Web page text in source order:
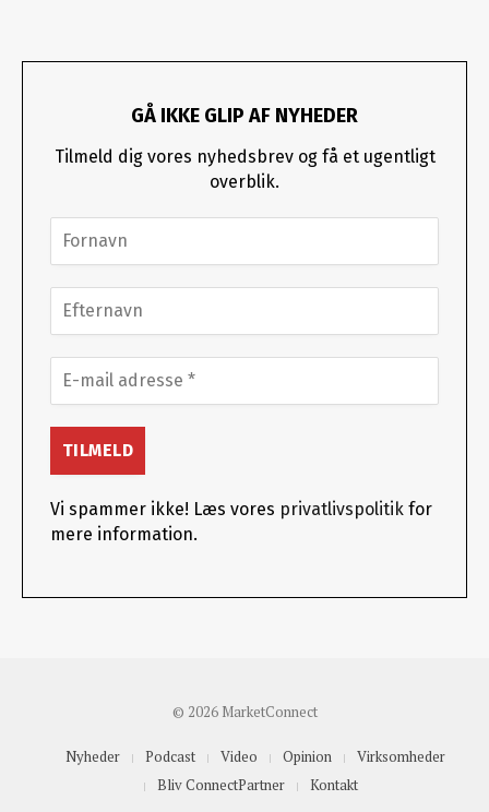
GÅ IKKE GLIP AF NYHEDER
Tilmeld dig vores nyhedsbrev og få et ugentligt
overblik.
Vi spammer ikke! Læs vores privatlivspolitik for
mere information.
© 2026 MarketConnect
Nyheder Podcast Video Opinion
Virksomheder
Bliv ConnectPartner
Kontakt